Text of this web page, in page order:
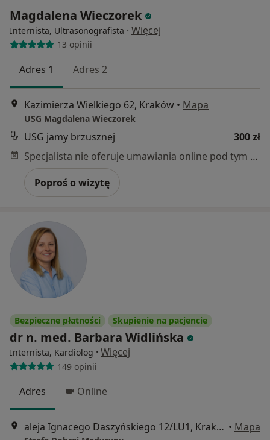
Magdalena Wieczorek
Internista, Ultrasonografista · Więcej
13 opinii
Adres 1 Adres 2
Kazimierza Wielkiego 62, Kraków • Mapa
USG Magdalena Wieczorek
USG jamy brzusznej
300 zł
Specjalista nie oferuje umawiania online pod tym adresem.
Poproś o wizytę
Bezpieczne płatności Skupienie na pacjencie
dr n. med. Barbara Widlińska
Internista, Kardiolog · Więcej
149 opinii
Adres Online
aleja Ignacego Daszyńskiego 12/LU1, Kraków • Mapa